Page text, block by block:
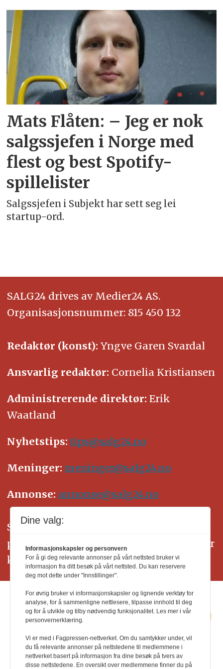
Emne:
2112222
Mats Flåten: – Jeg er nok
salgssjefen i Norge med
flest og best Spotify-
spillelister
Salgssjefen i Subjekt har sett seg lei
startup-ord.
SALG24 drives av Medier24 AS.
Organisasjonsnummer: 815 450 132
Redaktør (konst): Yngve Garen Svardal
Ansvarlig redaktør: Cornelia Kristiansen
Administrerende direktør: Erik
Waatland
Nyhetstips: tips@salg24.no
Meninger: meninger@salg24.no
Annonse: annonse@salg24.no
SALG24 arbeider etter Vær Varsom-
plakatens regler for god presseskikk. Her
kan du lese mer omPFUsarbeid.
Dine valg:
Informasjonskapsler og personvern
For å gi deg relevante annonser på vårt nettsted bruker vi
informasjon fra ditt besøk på vårt nettsted. Du kan reservere
deg mot dette under "Innstillinger".
For øvrig bruker vi informasjonskapsler og lignende verktøy for
analyse, for å sammenligne nettlesere, tilpasse innhold til deg
og for å utvikle og tilby nødvendig funksjonalitet. Les mer i vår
personvernerklæring.
Vi er med i Fagpressen-nettverket. Om du samtykker under, vil
du få relevante annonser på nettstedene til medlemmene i
nettverket basert på informasjon fra dine besøk på tvers av
disse nettstedene. En oversikt over medlemmene finner du på